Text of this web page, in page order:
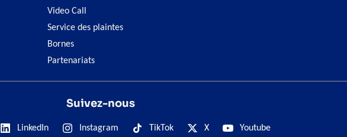
Video Call
Service des plaintes
Bornes
Partenariats
Suivez-nous
LinkedIn Instagram TikTok X Youtube